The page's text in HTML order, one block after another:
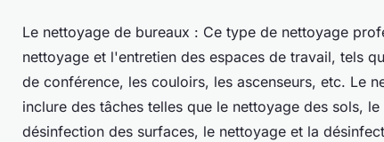
Le nettoyage de bureaux : Ce type de nettoyage
nettoyage et l'entretien des espaces de travail, tels
de conférence, les couloirs, les ascenseurs, etc. Le
inclure des tâches telles que le nettoyage des sols,
désinfection des surfaces, le nettoyage et la